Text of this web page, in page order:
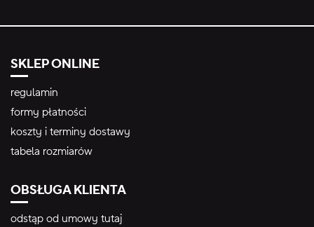
SKLEP ONLINE
regulamin
formy płatności
koszty i terminy dostawy
tabela rozmiarów
OBSŁUGA KLIENTA
odstąp od umowy tutaj